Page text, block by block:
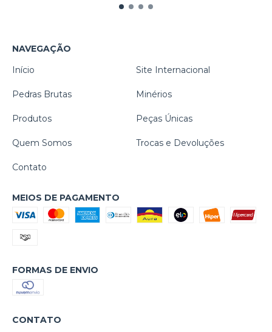
NAVEGAÇÃO
Início
Site Internacional
Pedras Brutas Minérios
Produtos Peças Únicas
Quem Somos Trocas e Devoluções
Contato
MEIOS DE PAGAMENTO
FORMAS DE ENVIO
CONTATO